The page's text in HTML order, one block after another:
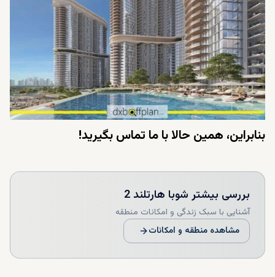
بنابراین، همین حالا با ما تماس بگیرید!
بررسی بیشتر شوبا هارتلند 2
آشنایی با سبک زندگی و امکانات منطقه
مشاهده منطقه و امکانات